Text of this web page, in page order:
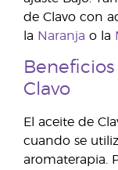
de Clavo con
la Naranja o la
Clavo
El aceite de
cuando se
aromaterapia.